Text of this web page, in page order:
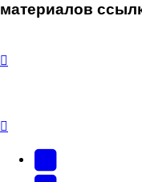
материалов